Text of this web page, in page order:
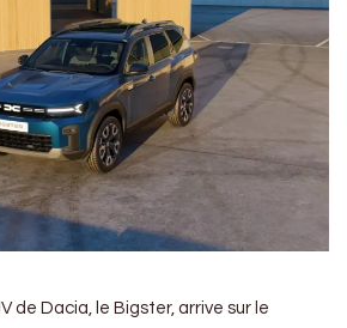
de Dacia, le Bigster, arrive sur le